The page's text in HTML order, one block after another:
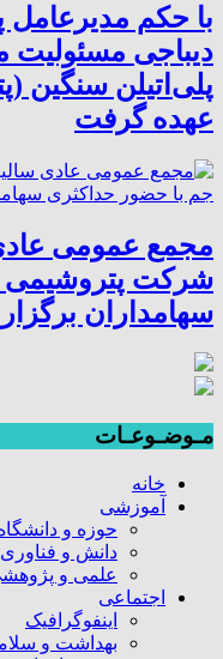
با حکم مدیرعامل
دیباجی مسئولیت
پلی‌اتیلن سنگین
عهده گرفت
مجمع عمومی
شرکت پتروشیمی
سهامداران
مـوضـوعـات
خانه
آموزشی
حوزه و
دانش و فناوری
علمی و
اجتماعی
اینفوگرافیک
بهداشت و